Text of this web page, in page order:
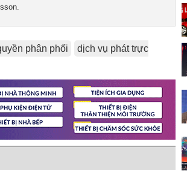
phân phối
dịch vụ phát trực